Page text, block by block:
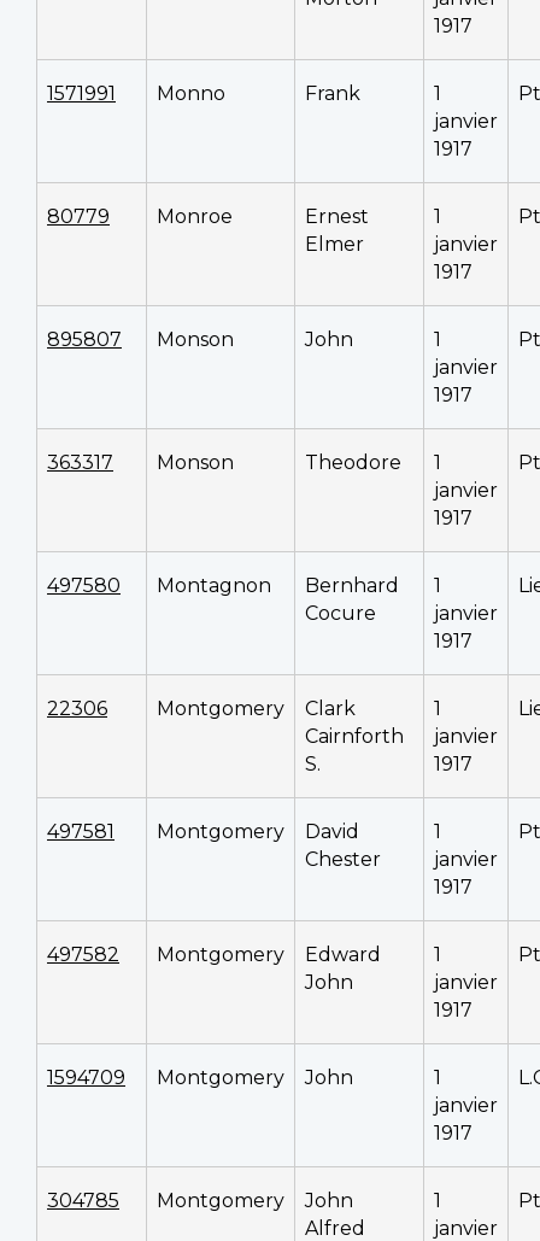
1917
1571991 Monno Frank
1
janvier
1917
80779 Monroe
Ernest
Elmer
1
janvier
1917
895807 Monson John
1
janvier
1917
363317 Monson Theodore
1
janvier
1917
497580 Montagnon
Bernhard
Cocure
1
janvier
1917
22306 Montgomery
Clark
Cairnforth
S.
1
janvier
1917
497581 Montgomery
David
Chester
1
janvier
1917
497582 Montgomery
Edward
John
1
janvier
1917
1594709 Montgomery John
1
janvier
1917
304785 Montgomery
John
Alfred
1
janvier